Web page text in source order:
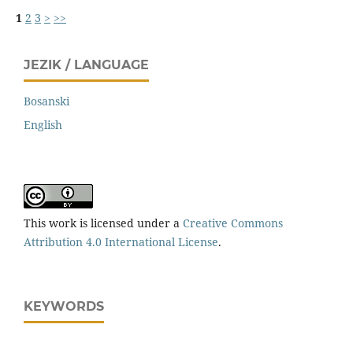
1 2 3 > >>
JEZIK / LANGUAGE
Bosanski
English
This work is licensed under a Creative Commons
Attribution 4.0 International License.
KEYWORDS